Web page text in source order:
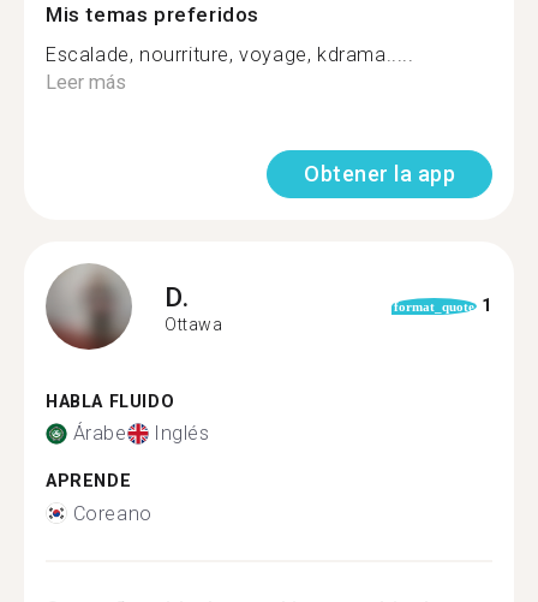
Mis temas preferidos
Escalade, nourriture, voyage, kdrama.....
Leer más
Obtener la app
D.
Ottawa
format_quote 1
HABLA FLUIDO
Árabe Inglés
APRENDE
Coreano